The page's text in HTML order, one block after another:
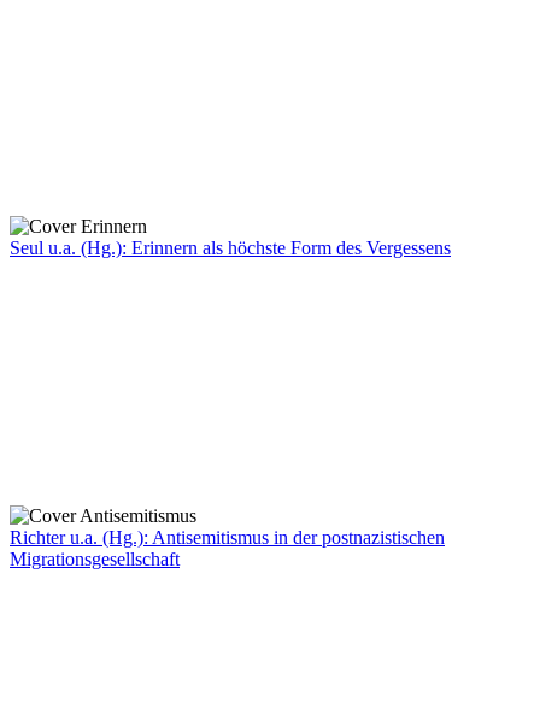
Seul u.a. (Hg.): Erinnern als höchste Form des Vergessens
Richter u.a. (Hg.): Antisemitismus in der postnazistischen
Migrationsgesellschaft